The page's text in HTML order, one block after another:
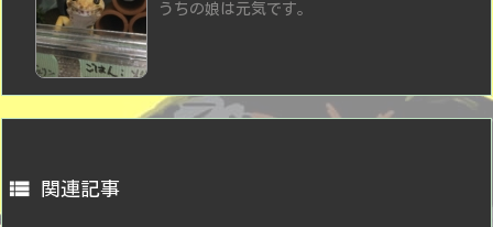
うちの娘は元気です。
 関連記事